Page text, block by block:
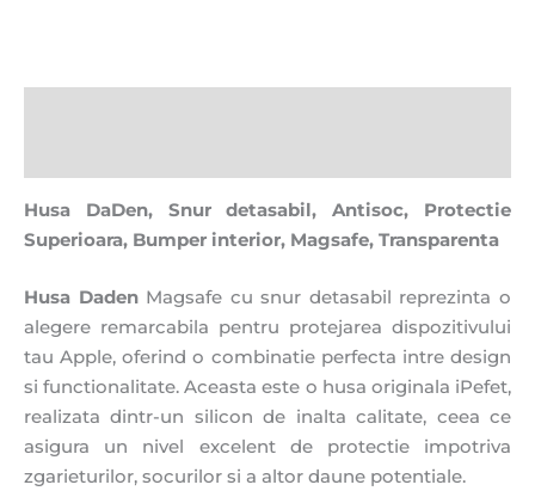
Husa DaDen, Snur detasabil, Antisoc, Protectie
Superioara, Bumper interior, Magsafe, Transparenta
Husa DadenMagsafe cu snur detasabil reprezinta o
alegere remarcabila pentru protejarea dispozitivului
tau Apple, oferind o combinatie perfecta intre design
si functionalitate. Aceasta este o husa originala iPefet,
realizata dintr-un silicon de inalta calitate, ceea ce
asigura un nivel excelent de protectie impotriva
zgarieturilor, socurilor si a altor daune potentiale.